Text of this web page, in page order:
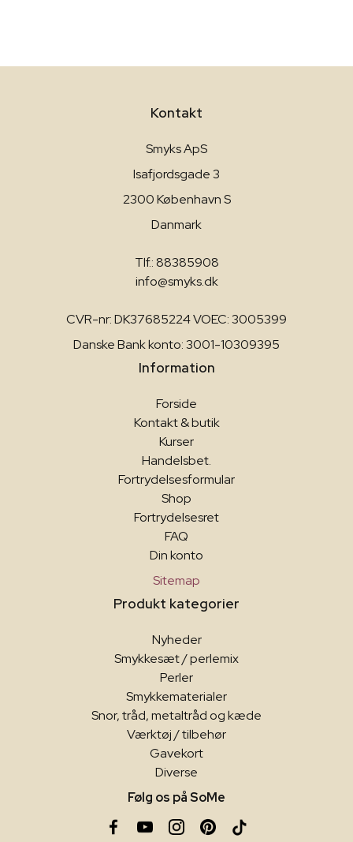
Kontakt
Smyks ApS
Isafjordsgade 3
2300 København S
Danmark
Tlf.: 88385908
info@smyks.dk
CVR-nr: DK37685224 VOEC: 3005399
Danske Bank konto: 3001-10309395
Information
Forside
Kontakt & butik
Kurser
Handelsbet.
Fortrydelsesformular
Shop
Fortrydelsesret
FAQ
Din konto
Sitemap
Produkt kategorier
Nyheder
Smykkesæt / perlemix
Perler
Smykkematerialer
Snor, tråd, metaltråd og kæde
Værktøj / tilbehør
Gavekort
Diverse
Følg os på SoMe